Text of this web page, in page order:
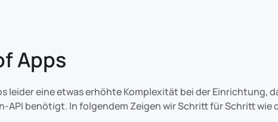
Apps
leider eine etwas erhöhte Komplexität bei der Einrichtung,
API benötigt. In folgendem Zeigen wir Schritt für Schritt wie